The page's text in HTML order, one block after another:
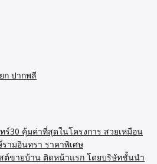
ร์30 คุ้มค่าที่สุดในโครงการ สวยเหมือน
ามอินทรา ราคาพิเศษ
ต์ขายบ้าน ติดหน้าแรก โดยบริษัทชั้นนำ